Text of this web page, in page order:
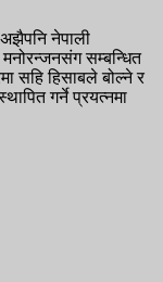
अझैपनि नेपाली
सम्बन्धित
सहि हिसाबले बोल्ने र
गर्ने प्रयत्नमा